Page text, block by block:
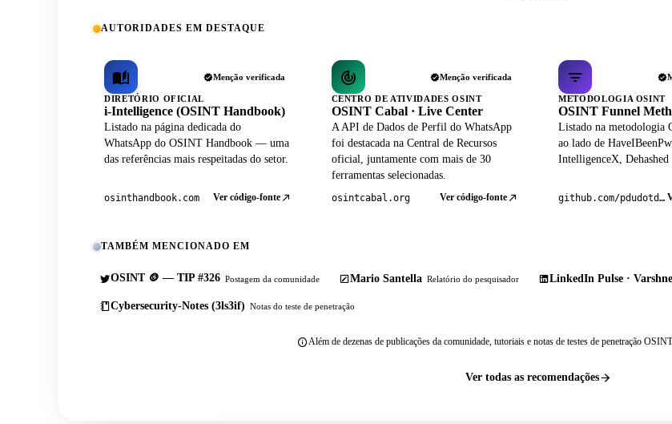
AUTORIDADES EM DESTAQUE
Menção verificada
DIRETÓRIO OFICIAL
i-Intelligence (OSINT Handbook)
Listado na página dedicada do
WhatsApp do OSINT Handbook — uma
das referências mais respeitadas do setor.
osinthandbook.com Ver código-fonte
Menção verificada
CENTRO DE ATIVIDADES OSINT
OSINT Cabal · Live Center
A API de Dados de Perfil do WhatsApp
foi destacada na Central de Recursos
oficial, juntamente com mais de 30
ferramentas selecionadas.
osintcabal.org Ver código-fonte
METODOLOGIA OSINT
OSINT Funnel
Listado na metodologia
ao lado de
IntelligenceX, Dehashed
github.com/pdudotdev/ofm
TAMBÉM MENCIONADO EM
OSINT 🪙 — TIP #326 Postagem da comunidade Mario Santella Relatório do pesquisador LinkedIn Pulse ·
Cybersecurity-Notes (3ls3if) Notas do teste de penetração
Além de dezenas de publicações da comunidade, tutoriais e notas de testes de penetração
Ver todas as recomendações